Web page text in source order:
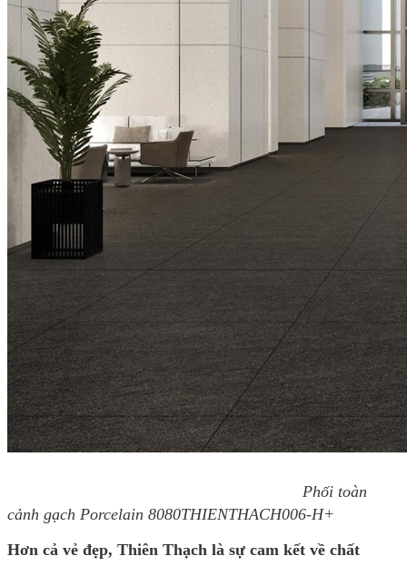
Phối toàn
cảnh gạch Porcelain 8080THIENTHACH006-H+
Hơn cả vẻ đẹp, Thiên Thạch là sự cam kết về chất